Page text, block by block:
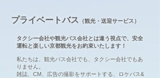
プライベートバス （観光・送迎サービス）
タクシー会社や観光バス会社とは違う視点で、安全
運転と楽しい京都観光をお約束いたします！
私たちは、観光バス会社でも、タクシー会社でもあ
りません。
雑誌、CM、広告の撮影をサポートする、ロケバス&